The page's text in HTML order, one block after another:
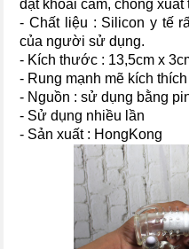
đạt khoái cảm, chống xuất
- Chất liệu : Silicon y tế
của người sử dụng.
- Kích thước : 13,5cm x
- Rung mạnh mẽ kích
- Nguồn : sử dụng bằng
- Sử dụng nhiều lần
- Sản xuất : HongKong